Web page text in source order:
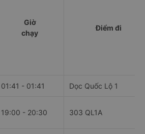
Giờ
chạy
Điểm đi
01:41 - 01:41 Dọc Quốc Lộ 1
19:00 - 20:30 303 QL1A